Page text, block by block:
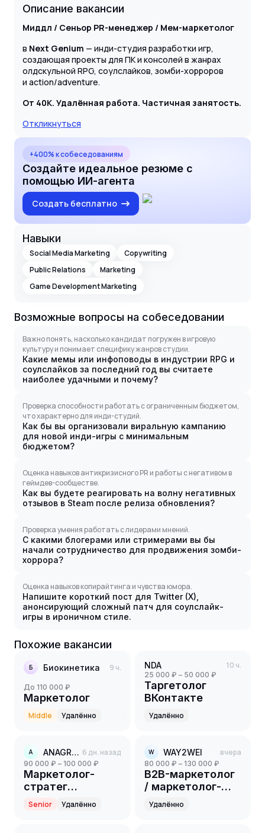
Описание вакансии
Миддл / Сеньор PR-менеджер / Мем-маркетолог
в Next Genium — инди-студия разработки игр,
создающая проекты для ПК и консолей в жанрах
олдскульной RPG, соулслайков, зомби-хорроров
и action/adventure.
От 40К. Удалённая работа. Частичная занятость.
Откликнуться
+400% к собеседованиям
Создайте идеальное резюме с
помощью ИИ-агента
Создать бесплатно
Навыки
Social Media Marketing
Copywriting
Public Relations
Marketing
Game Development Marketing
Возможные вопросы на собеседовании
Важно понять, насколько кандидат погружен в игровую
культуру и понимает специфику жанров студии.
Какие мемы или инфоповоды в индустрии RPG и
соулслайков за последний год вы считаете
наиболее удачными и почему?
Проверка способности работать с ограниченным бюджетом,
что характерно для инди-студий.
Как бы вы организовали виральную кампанию
для новой инди-игры с минимальным
бюджетом?
Оценка навыков антикризисного PR и работы с негативом в
геймдев-сообществе.
Как вы будете реагировать на волну негативных
отзывов в Steam после релиза обновления?
Проверка умения работать с лидерами мнений.
С какими блогерами или стримерами вы бы
начали сотрудничество для продвижения зомби-
хоррора?
Оценка навыков копирайтинга и чувства юмора.
Напишите короткий пост для Twitter (X),
анонсирующий сложный патч для соулслайк-
игры в ироничном стиле.
Похожие вакансии
Б Биокинетика 9 ч.
до 110 000 ₽
Маркетолог
Middle Удалённо
NDA 10 ч.
25 000 ₽ – 50 000 ₽
Таргетолог
ВКонтакте
Удалённо
A ANAGRAN 6 дн. назад
90 000 ₽ – 100 000 ₽
Маркетолог-
стратег
партнёрского
направления
Senior Удалённо
W WAY2WEI вчера
80 000 ₽ – 130 000 ₽
B2B-маркетолог
/ маркетолог-
универсал
Удалённо